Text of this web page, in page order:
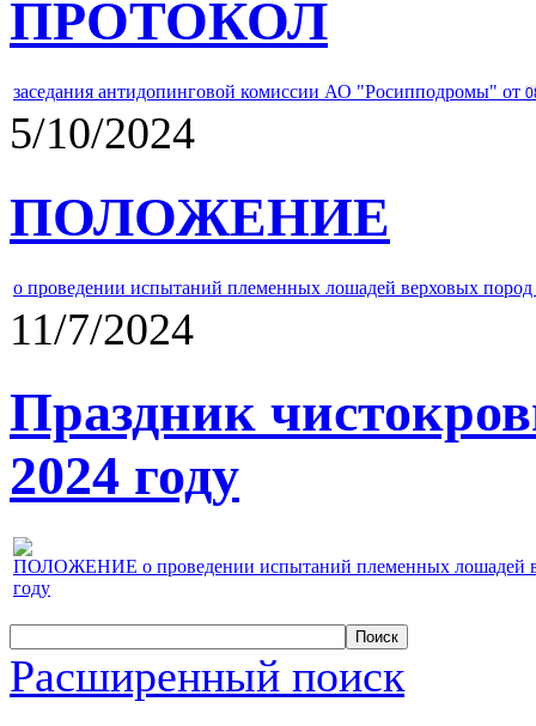
ПРОТОКОЛ
заседания антидопинговой комиссии АО "Росипподромы" от
5/10/2024
ПОЛОЖЕНИЕ
о проведении испытаний племенных лошадей верховых
11/7/2024
Праздник
2024 году
ПОЛОЖЕНИЕ о проведении испытаний племенных лошадей
году
Расширенный поиск